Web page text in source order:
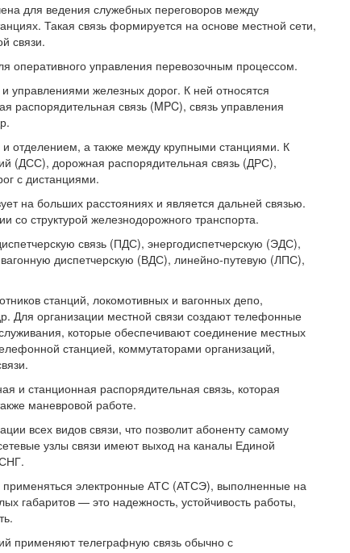
для ведения служебных переговоров между
Такая связь формируется на основе местной сети,
связи.
оперативного управления перевозочным процессом.
железных дорог. К ней относятся
распорядительная связь (MPC), связь управления
отделением, а также между крупными станциями. К
(ДСС), дорожная распорядительная связь (ДРС),
с дистанциями.
на больших расстояниях и является дальней связью.
со структурой железнодорожного транспорта.
связь (ПДС), энергодиспетчерскую (ЭДС),
диспетчерскую (ВДС), линейно-путевую (ЛПС),
станций, локомотивных и вагонных депо,
Для организации местной связи создают телефонные
которые обеспечивают соединение местных
станцией, коммутаторами организаций,
и станционная распорядительная связь, которая
маневровой работе.
всех видов связи, что позволит абоненту самому
узлы связи имеют выход на каналы Единой
применяться электронные АТС (АТСЭ), выполненные на
габаритов — это надежность, устойчивость работы,
применяют телеграфную связь обычно с